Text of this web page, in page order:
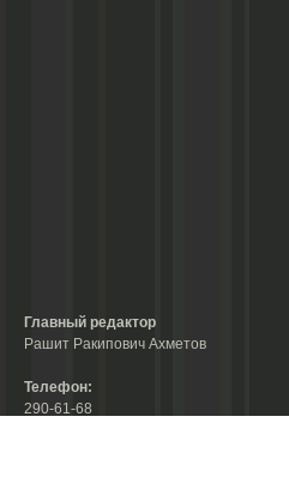
Главный редактор
Рашит Ракипович Ахметов
Телефон:
290-61-68